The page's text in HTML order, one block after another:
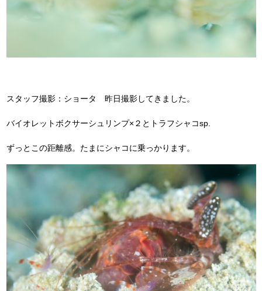
スタッフ撮影：ショータ 昨日撮影してきました。
バイオレットボクサーシュリンプ×２とトラフシャコsp.
ずっとこの距離感。たまにシャコに乗っかります。